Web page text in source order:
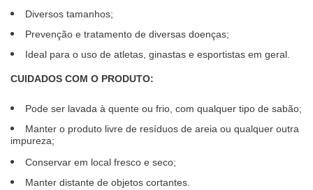
Diversos tamanhos;
Prevenção e tratamento de diversas doenças;
Ideal para o uso de atletas, ginastas e esportistas em geral.
CUIDADOS COM O PRODUTO:
Pode ser lavada à quente ou frio, com qualquer tipo de sabão;
Manter o produto livre de resíduos de areia ou qualquer outra
impureza;
Conservar em local fresco e seco;
Manter distante de objetos cortantes.